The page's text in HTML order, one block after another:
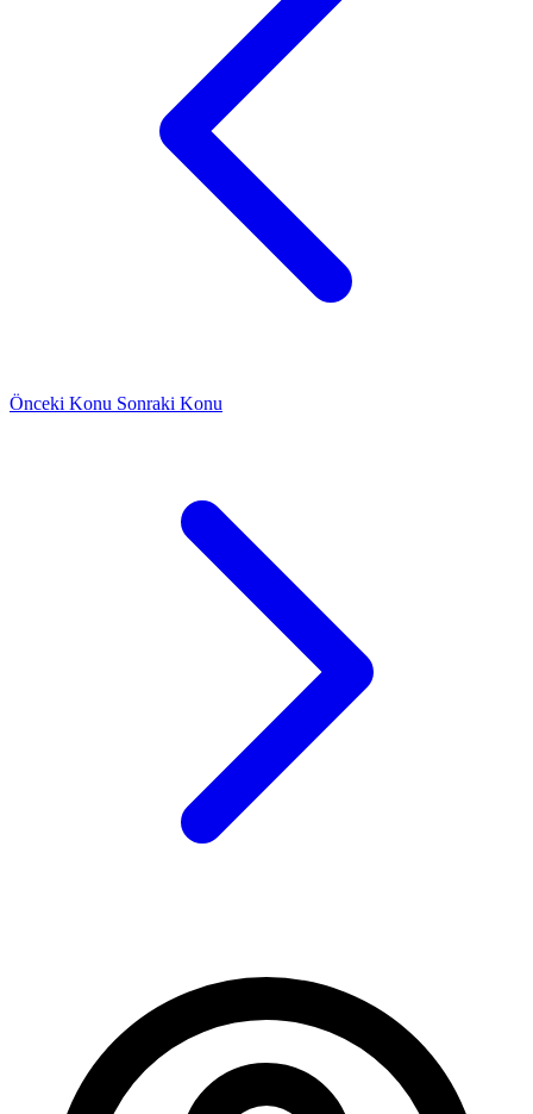
Önceki Konu Sonraki Konu